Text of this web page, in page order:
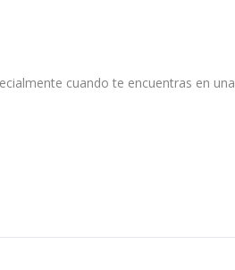
cuando te encuentras en una